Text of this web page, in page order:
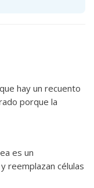
hay un recuento
porque la
es un
reemplazan células